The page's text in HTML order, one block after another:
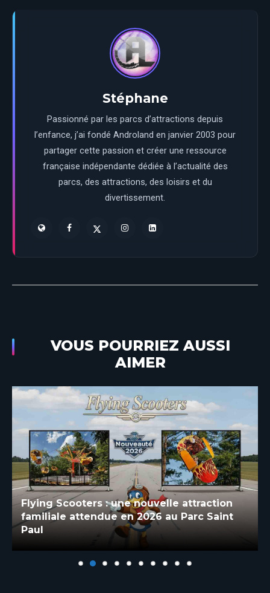
Stéphane
Passionné par les parcs d’attractions depuis
l’enfance, j’ai fondé Androland en janvier 2003 pour
partager cette passion et créer une ressource
française indépendante dédiée à l’actualité des
parcs, des attractions, des loisirs et du
divertissement.
VOUS POURRIEZ AUSSI
AIMER
Flying Scooters : une nouvelle attraction
familiale attendue en 2026 au Parc Saint
Paul